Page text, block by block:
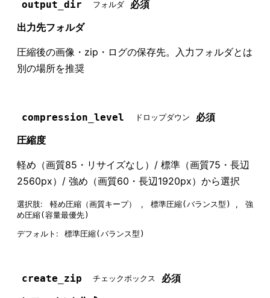
output_dir フォルダ
必須
出力先フォルダ
圧縮後の画像・zip・ログの保存先。入力フォルダとは
別の場所を推奨
compression_level ドロップダウン
必須
圧縮度
軽め（画質85・リサイズなし）/ 標準（画質75・長辺
2560px）/ 強め（画質60・長辺1920px）から選択
選択肢: 軽め圧縮（画質キープ） , 標準圧縮(バランス型) ,
強
め圧縮(容量最優先)
デフォルト: 標準圧縮(バランス型)
create_zip チェックボックス
必須